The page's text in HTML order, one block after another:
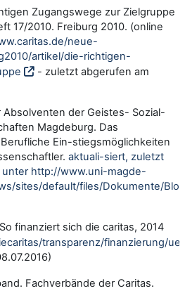
Zugangswege zur Zielgruppe
17/2010. Freiburg 2010. (online
neue-
artikel/die-richtigen-
- zuletzt abgerufen am
Absolventen der Geistes- Sozial-
Magdeburg. Das
Ein-stiegsmöglichkeiten
aktuali-siert, zuletzt
unter http://www.uni-magde-
sites/default/files/Dokumente/
finanziert sich die caritas, 2014
transparenz/finanzierung/
Fachverbände der Caritas.